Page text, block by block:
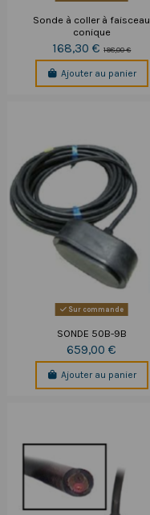
Sonde à coller à faisceau
conique
168,30 €198,00 €
Ajouter au panier
Sur commande
SONDE 50B-9B
659,00 €
Ajouter au panier